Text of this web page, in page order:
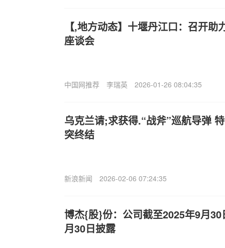
【,地方动态】十堰丹江口：召开
座谈会
中国网推荐 李瑞英 2026-01-26 08:04:35
乌克兰请;求获得.“战斧”巡航导弹
突终结
新浪新闻 2026-02-06 07:24:35
博杰{股}份：公司截至2025年9月
月30日披露